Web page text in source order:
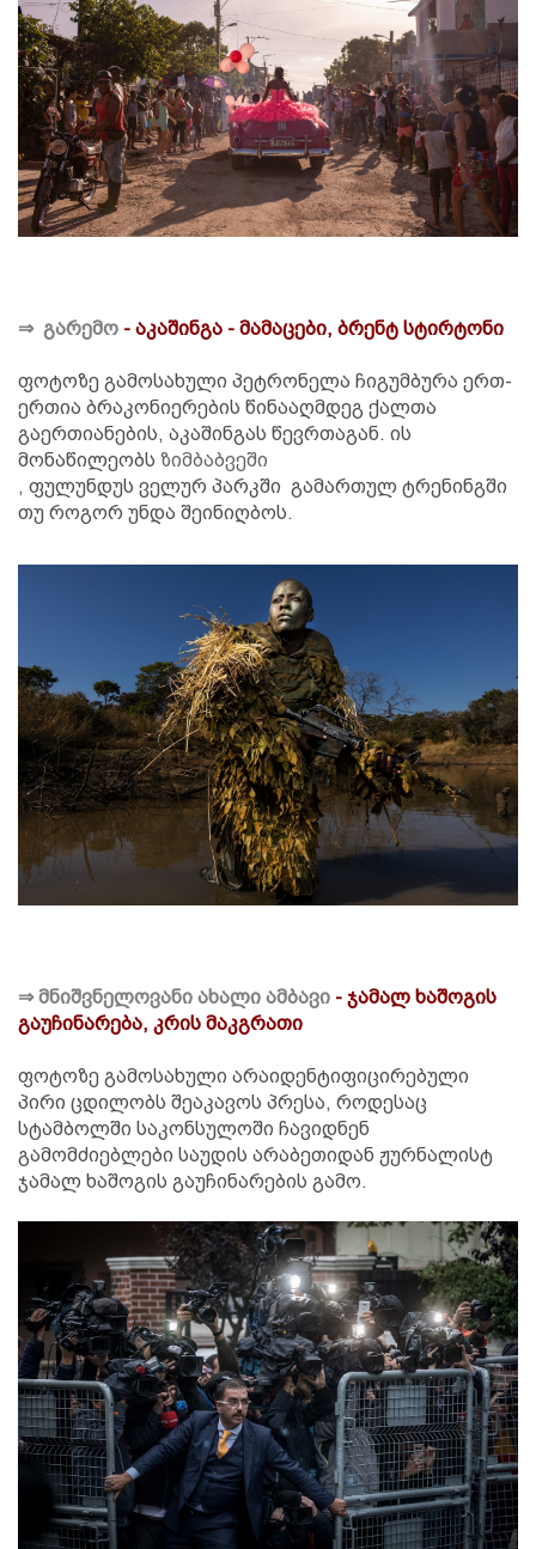
⇒ გარემო - აკაშინგა - მამაცები, ბრენტ სტირტონი
ფოტოზე გამოსახული პეტრონელა ჩიგუმბურა ერთ-
ერთია ბრაკონიერების წინააღმდეგ ქალთა
გაერთიანების, აკაშინგას წევრთაგან. ის
მონაწილეობს ზიმბაბვეში
, ფულუნდუს ველურ პარკში გამართულ ტრენინგში
თუ როგორ უნდა შეინიღბოს.
⇒მნიშვნელოვანი ახალი ამბავი - ჯამალ ხაშოგის
გაუჩინარება, კრის მაკგრათი
ფოტოზე გამოსახული არაიდენტიფიცირებული
პირი ცდილობს შეაკავოს პრესა, როდესაც
სტამბოლში საკონსულოში ჩავიდნენ
გამომძიებლები საუდის არაბეთიდან ჟურნალისტ
ჯამალ ხაშოგის გაუჩინარების გამო.